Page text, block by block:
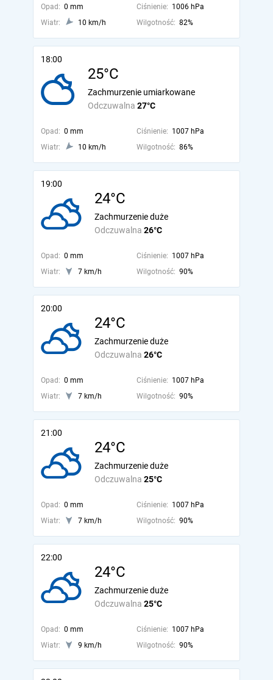
Opad: 0 mm Ciśnienie: 1006 hPa
Wiatr:
10 km/h Wilgotność: 82%
18:00
25°C
Odczuwalna 27°C
Zachmurzenie umiarkowane
Opad: 0 mm Ciśnienie: 1007 hPa
Wiatr:
10 km/h Wilgotność: 86%
19:00
24°C
Odczuwalna 26°C
Zachmurzenie duże
Opad: 0 mm Ciśnienie: 1007 hPa
Wiatr:
7 km/h Wilgotność: 90%
20:00
24°C
Odczuwalna 26°C
Zachmurzenie duże
Opad: 0 mm Ciśnienie: 1007 hPa
Wiatr:
7 km/h Wilgotność: 90%
21:00
24°C
Odczuwalna 25°C
Zachmurzenie duże
Opad: 0 mm Ciśnienie: 1007 hPa
Wiatr:
7 km/h Wilgotność: 90%
22:00
24°C
Odczuwalna 25°C
Zachmurzenie duże
Opad: 0 mm Ciśnienie: 1007 hPa
Wiatr:
9 km/h Wilgotność: 90%